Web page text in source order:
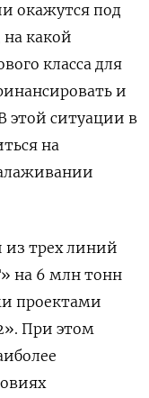
окажутся под
какой
класса для
и
этой ситуации в
на
трех линий
на 6 млн тонн
проектами
При этом